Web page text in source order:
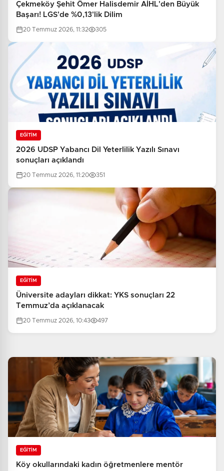
Çekmeköy Şehit Ömer Halisdemir AİHL'den Büyük
Başarı! LGS'de %0,13'lik Dilim
20 Temmuz 2026, 11:32 305
EĞİTİM
2026 UDSP Yabancı Dil Yeterlilik Yazılı Sınavı
sonuçları açıklandı
20 Temmuz 2026, 11:20 351
EĞİTİM
Üniversite adayları dikkat: YKS sonuçları 22
Temmuz’da açıklanacak
20 Temmuz 2026, 10:43 497
EĞİTİM
Köy okullarındaki kadın öğretmenlere mentör